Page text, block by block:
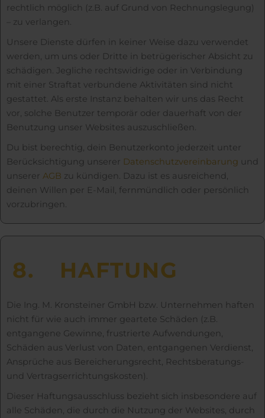
rechtlich möglich (z.B. auf Grund von Rechnungslegung)
– zu verlangen.
Unsere Dienste dürfen in keiner Weise dazu verwendet
werden, um uns oder Dritte in betrügerischer Absicht zu
schädigen. Jegliche rechtswidrige oder in Verbindung
mit einer Straftat verbundene Aktivitäten sind nicht
gestattet. Als erste Instanz behalten wir uns das Recht
vor, solche Benutzer temporär oder dauerhaft von der
Benutzung unser Websites auszuschließen.
Du bist berechtig, dein Benutzerkonto jederzeit unter
Berücksichtigung unserer Datenschutzvereinbarung und
unserer AGB zu kündigen. Dazu ist es ausreichend,
deinen Willen per E-Mail, fernmündlich oder persönlich
vorzubringen.
8. HAFTUNG
Die Ing. M. Kronsteiner GmbH bzw. Unternehmen haften
nicht für wie auch immer geartete Schäden (z.B.
entgangene Gewinne, frustrierte Aufwendungen,
Schäden aus Verlust von Daten, entgangenen Verdienst,
Ansprüche aus Bereicherungsrecht, Rechtsberatungs-
und Vertragserrichtungskosten).
Dieser Haftungsausschluss bezieht sich insbesondere auf
alle Schäden, die durch die Nutzung der Websites, durch